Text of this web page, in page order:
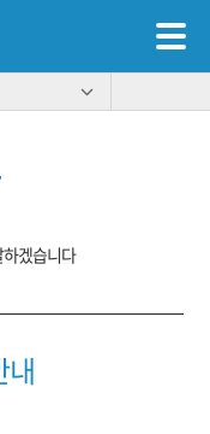
하겠습니다
내